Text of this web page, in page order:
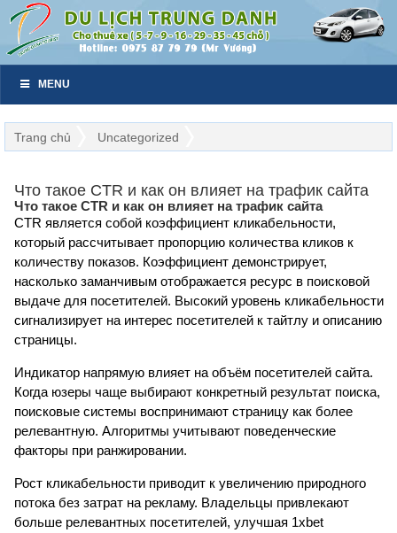
MENU
Trang chủ Uncategorized
Что такое CTR и как он влияет на трафик сайта
Что такое CTR и как он влияет на трафик сайта
CTR является собой коэффициент кликабельности,
который рассчитывает пропорцию количества кликов к
количеству показов. Коэффициент демонстрирует,
насколько заманчивым отображается ресурс в поисковой
выдаче для посетителей. Высокий уровень кликабельности
сигнализирует на интерес посетителей к тайтлу и описанию
страницы.
Индикатор напрямую влияет на объём посетителей сайта.
Когда юзеры чаще выбирают конкретный результат поиска,
поисковые системы воспринимают страницу как более
релевантную. Алгоритмы учитывают поведенческие
факторы при ранжировании.
Рост кликабельности приводит к увеличению природного
потока без затрат на рекламу. Владельцы привлекают
больше релевантных посетителей, улучшая 1xbet